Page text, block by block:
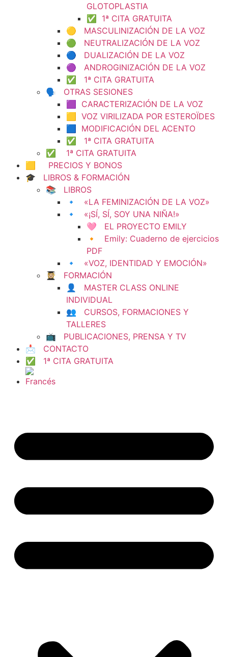
GLOTOPLASTIA
✅ 1ª CITA GRATUITA
🟡 MASCULINIZACIÓN DE LA VOZ
🟢 NEUTRALIZACIÓN DE LA VOZ
🔵 DUALIZACIÓN DE LA VOZ
🟣 ANDROGINIZACIÓN DE LA VOZ
✅ 1ª CITA GRATUITA
🗣️ OTRAS SESIONES
🟪 CARACTERIZACIÓN DE LA VOZ
🟨 VOZ VIRILIZADA POR ESTEROÏDES
🟦 MODIFICACIÓN DEL ACENTO
✅ 1ª CITA GRATUITA
✅ 1ª CITA GRATUITA
🟨 PRECIOS Y BONOS
🎓 LIBROS & FORMACIÓN
📚 LIBROS
🔹 «LA FEMINIZACIÓN DE LA VOZ»
🔹 «¡SÍ, SÍ, SOY UNA NIÑA!»
🩷 EL PROYECTO EMILY
🔸 Emily: Cuaderno de ejercicios
PDF
🔹 «VOZ, IDENTIDAD Y EMOCIÓN»
👩🏼‍🎓 FORMACIÓN
👤 MASTER CLASS ONLINE
INDIVIDUAL
👥 CURSOS, FORMACIONES Y
TALLERES
📺 PUBLICACIONES, PRENSA Y TV
📩 CONTACTO
✅ 1ª CITA GRATUITA